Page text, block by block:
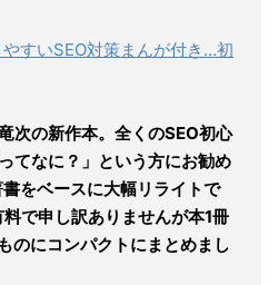
すいSEO対策まんが付き…初
次の新作本。全くのSEO初心
てなに？」という方にお勧め
をベースに大幅リライトで
で申し訳ありませんが本1冊
のにコンパクトにまとめまし